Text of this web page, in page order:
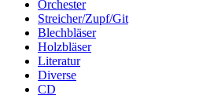
Orchester
Streicher/Zupf/Git
Blechbläser
Holzbläser
Literatur
Diverse
CD